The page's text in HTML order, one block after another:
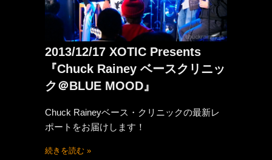
2013/12/17 XOTIC Presents
『Chuck Rainey ベースクリニッ
ク＠BLUE MOOD』
Chuck Raineyベース・クリニックの最新レ
ポートをお届けします！
続きを読む »